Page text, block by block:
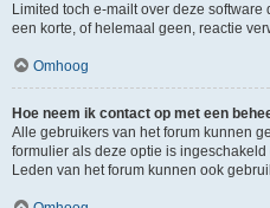
Limited toch e-mailt over deze software
een korte, of helemaal geen, reactie
Omhoog
Hoe neem ik contact op met een
Alle gebruikers van het forum kunnen
formulier als deze optie is
Leden van het forum kunnen ook